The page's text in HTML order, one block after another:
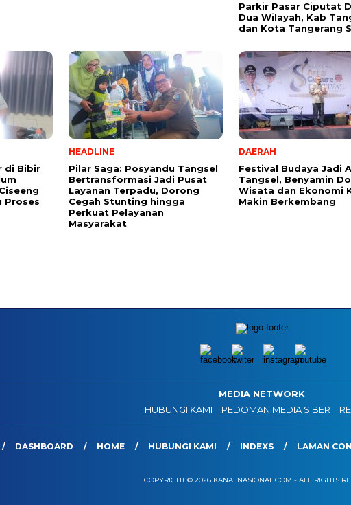
Parkir Pasar Ciputat
Dua Wilayah, Kab
dan Kota Tangerang
di Bibir
Proses
HEADLINE
Pilar Saga: Posyandu Tangsel
Bertransformasi Jadi Pusat
Layanan Terpadu, Dorong
Cegah Stunting hingga
Perkuat Pelayanan
Masyarakat
DAERAH
Festival Budaya Jadi
Tangsel, Benyamin
Wisata dan Ekonomi
Makin Berkembang
MEDIA NETWORK
HUBUNGI KAMI
PEDOMAN MEDIA SIBER
DASHBOARD HOME HUBUNGI KAMI INDEXS LAMAN
COPYRIGHT © 2026 KANALNASIONAL.COM - ALL RIGHTS